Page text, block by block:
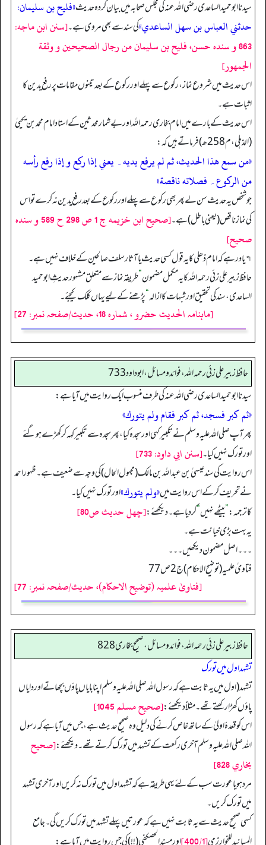
سیدنا ابوحمید الساعدی رضی اللہ عنہ کی مجلس صحابہ میں بیان کردہ حدیث«فليح بن سليمان:
حدثني العباس بن سهل الساعدي»کی سند سے بھی مروی ہے۔[سنن ابن ماجه:
863 و سنده حسن، فليح بن سليمان من رجال الصحيحين و وثقة
الجمهور]
اس حدیث میں شروع نماز، رکوع سے پہلے اور رکوع کے بعد تینوں مقامات پر رفع یدین کا
اثبات ہے۔
اس حدیث کے بارے میں امام بخاری رحمه الله اور بے شمار محدثین کے استاد امام محمد بن یحییٰ
(الذهلي، م 258 ھ) فرماتے ہیں کہ:
«من سمع هذا الحديث، ثم لم يرفع يديه۔ يعني إذا ركع و إذا رفع رأسه
من الركوع۔ فصلاته ناقصة»
جو شخص یہ حدیث سن لے پھر بھی رکوع سے پہلے اور رکوع کے بعد رفع یدین نہ کرے تو اس
کی نماز ناقص (یعنی باطل) ہے۔
[صحيح ابن خزيمه ج 1 ص 298 ح 589 و سنده
صحيح]
↰ یاد رہے کہ امام ذھلی کا یہ قول کسی حدیث یا آثار سلف صالحین کے خلاف نہیں ہے۔
حافظ زبیر علی زئی رحمہ اللہ کا یہ مکمل مضمون”طریقہ نماز سے متعلق مشہور حدیثِ ابو حمید
الساعدی، سند کی تحقیق اور شبہات کا ازالہ“پڑھنے کے لیے یہاں کلک کیجئے۔
[ماہنامہ الحدیث حضرو ، شمارہ 18، حدیث/صفحہ نمبر: 27]
حافظ زبير على زئي رحمه الله، فوائد و مسائل، ابوداود 733
سیدنا ابوحمید الساعدی رضی اللہ عنہ کی طرف منسو ب ایک روایت میں آیا ہے:
«ثم كبر فسجد، ثم كبر فقام ولم يتورك»
پھر آپ صلی اللہ علیہ وسلم نے تکبیر کہی اور سجدہ کیا، پھر سجدہ سے تکبیر کہہ کر کھڑے ہو گئے
اور تورک نہیں کیا۔[سنن ابي داود: 733]
اس روایت کی سند عیسیٰ بن عبداللہ بن مالک (مجہول الحال) کی وجہ سے ضعیف ہے۔ ظہور احمد
نے تحریف کر کے اس روایت میں«ولم يتورك»اور تورک نہیں کیا۔
کا ترجمہ:”بیٹھے نہیں“کر دیا ہے۔ دیکھئے:[چهل حديث ص80]
یہ بہت بڑی خیانت ہے۔
۔۔۔ اصل مضمون دیکھیں۔۔۔
فتاویٰ علمیہ (توضیح الاحکام) ج2 ص77
[فتاویٰ علمیہ (توضیح الاحکام)، حدیث/صفحہ نمبر: 77]
حافظ زبير على زئي رحمه الله، فوائد و مسائل، صحیح بخاری 828
تشہد اول میں تورک
تشہد (اول میں یہ ثابت ہے کہ رسول اللہ صلی اللہ علیہ وسلم اپنا بایاں پاؤں بچھاتے اور دایاں
پاؤں کھڑا رکھتے تھے۔ مثلاًً دیکھئے:[صحيح مسلم 1045]
اس کو قعدۂ اولیٰ کے ساتھ خاص کرنے کی دلیل وہ صحیح حدیث ہے، جس میں آیا ہے کہ رسول
اللہ صلی اللہ علیہ وسلم آخری رکعت کے تشہد میں تورک کرتے تھے۔ دیکھئے:[صحيح
بخاري 828]
مرد ہو یا عورت سب کے لئے یہی طریقہ ہے کہ تشہد اول میں تورک نہ کریں اور آخری تشہد
میں تورک کریں۔
کسی صحیح حدیث سے یہ ثابت نہیں ہے کہ عورتیں پہلے تشہد میں تورک کریں گی۔ جامع